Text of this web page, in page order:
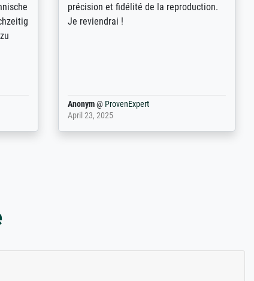
-
demandes (recadrage, réajustement des
couleurs). Relation clientèle parfaite.
Anonym@ ProvenExpert
March 31, 2025